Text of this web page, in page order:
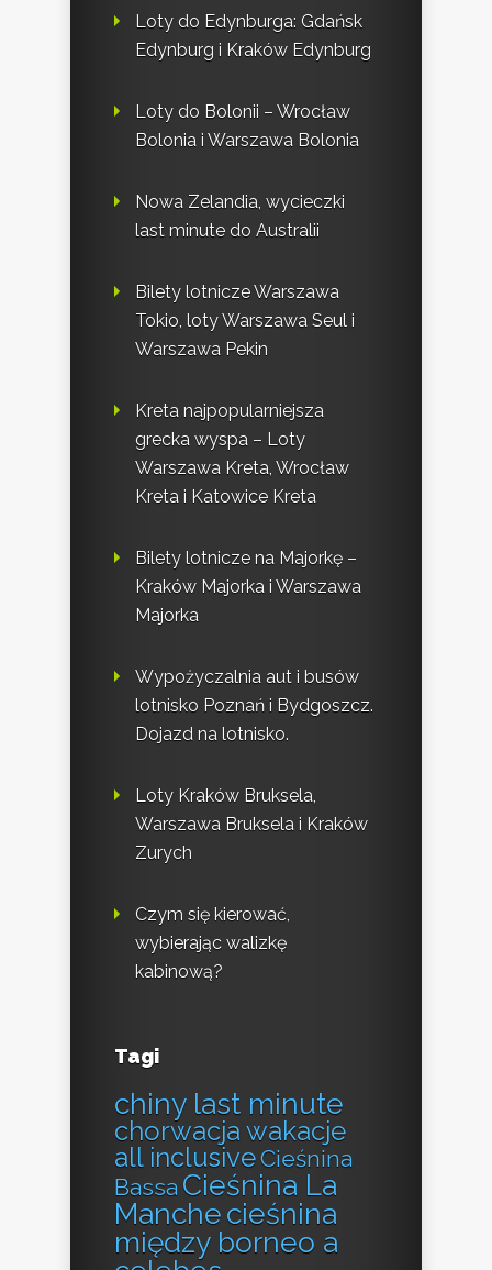
Loty do Edynburga: Gdańsk
Edynburg i Kraków Edynburg
Loty do Bolonii – Wrocław
Bolonia i Warszawa Bolonia
Nowa Zelandia, wycieczki
last minute do Australii
Bilety lotnicze Warszawa
Tokio, loty Warszawa Seul i
Warszawa Pekin
Kreta najpopularniejsza
grecka wyspa – Loty
Warszawa Kreta, Wrocław
Kreta i Katowice Kreta
Bilety lotnicze na Majorkę –
Kraków Majorka i Warszawa
Majorka
Wypożyczalnia aut i busów
lotnisko Poznań i Bydgoszcz.
Dojazd na lotnisko.
Loty Kraków Bruksela,
Warszawa Bruksela i Kraków
Zurych
Czym się kierować,
wybierając walizkę
kabinową?
Tagi
chiny last minute
chorwacja wakacje
all inclusiveCieśnina
Bassa Cieśnina La
Manchecieśnina
między borneo a